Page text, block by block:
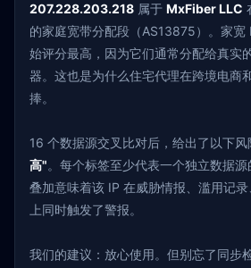
207.228.203.218 属于 MxFiber LLC
的家庭宽带分配段（AS13875）。家宽
始评分最高，因为它们通常分配给真实
器。这也是为什么住宅代理在跨境电商
捧。
16 个数据源交叉比对后，给出了以下风
高"。每个标签至少代表一个独立数据
叠加意味着该 IP 在威胁情报、滥用记
上同时触发了警报。
我们的建议：放心使用。但别忘了同步